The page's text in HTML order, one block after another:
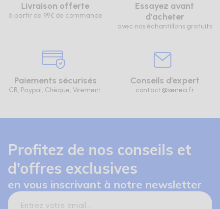
Livraison offerte
à partir de 99€ de commande
Essayez avant
d'acheter
avec nos échantillons gratuits
Paiements sécurisés
CB, Paypal, Chèque, Virement
Conseils d’expert
contact@senea.fr
Profitez de nos conseils et
d'offres exclusives
en vous inscrivant à notre newsletter